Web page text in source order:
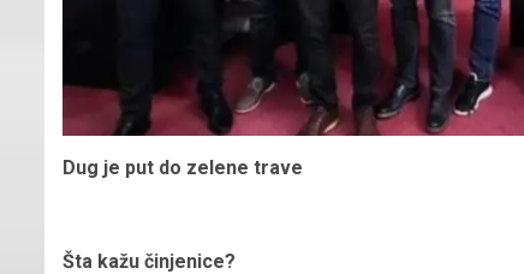
Dug je put do zelene trave
Šta kažu činjenice?